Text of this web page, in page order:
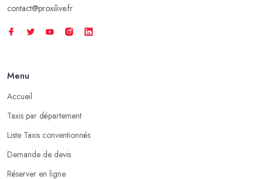
contact@proxilive.fr
Menu
Accueil
Taxis par département
Liste Taxis conventionnés
Demande de devis
Réserver en ligne